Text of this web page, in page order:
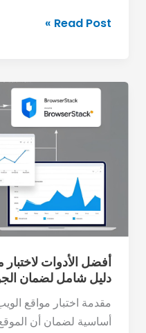
Read Post »
أفضل الأدوات
دليل شامل لضمان
مقدمة اختبار مواقع
أساسية لضمان أن
أفضل
الأدوات
لاختبار
الويب
الإطلاق:
دليل
شامل
لضمان
الجودة